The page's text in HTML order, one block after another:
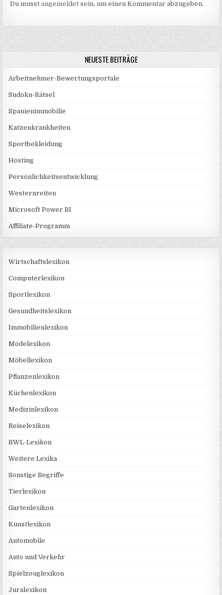
Du musstangemeldet sein, um einen Kommentar abzugeben.
NEUESTE BEITRÄGE
Arbeitnehmer-Bewertungsportale
Sudoku-Rätsel
Spanienimmobilie
Katzenkrankheiten
Sportbekleidung
Hosting
Persönlichkeitsentwicklung
Westernreiten
Microsoft Power BI
Affiliate-Programm
Wirtschaftslexikon
Computerlexikon
Sportlexikon
Gesundheitslexikon
Immobilienlexikon
Modelexikon
Möbellexikon
Pflanzenlexikon
Küchenlexikon
Medizinlexikon
Reiselexikon
BWL-Lexikon
Weitere Lexika
Sonstige Begriffe
Tierlexikon
Gartenlexikon
Kunstlexikon
Automobile
Auto und Verkehr
Spielzeuglexikon
Juralexikon